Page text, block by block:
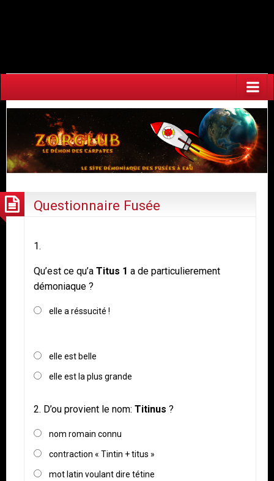
Questionnaire Fusée
1.
Qu’est ce qu’a Titus 1 a de particulierement
démoniaque ?
elle a réssucité !
elle est belle
elle est la plus grande
2. D’ou provient le nom: Titinus ?
nom romain connu
contraction « Tintin + titus »
mot latin voulant dire tétine